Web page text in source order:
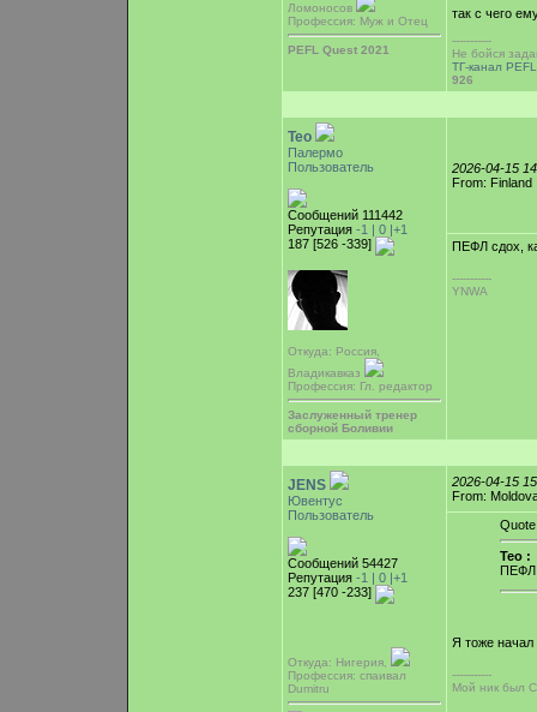
Ломоносов
Профессия: Муж и Отец
PEFL Quest 2021
так с чего
-----------
Не бойся
ТГ-канал
926
Teo
Палермо
Пользователь
Сообщений 111442
Репутация -1 | 0 |+1
187 [526 -339]
Откуда: Россия,
Владикавказ
Профессия: Гл. редактор
Заслуженный тренер
сборной Боливии
2026-04-15
From: Finland
ПЕФЛ сдох,
-----------
YNWA
JENS
Ювентус
Пользователь
Сообщений 54427
Репутация -1 | 0 |+1
237 [470 -233]
Откуда: Нигерия,
Профессия: спаивал
Dumitru
2026-04-15
From:
Quote
Teo :
ПЕФЛ
Я тоже начал
-----------
Мой ник был